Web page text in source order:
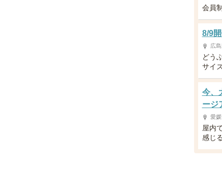
会員
8/9
広
どう
サイ
今、
ージ
愛
屋内
感じ